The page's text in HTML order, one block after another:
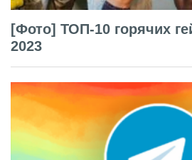
[Фото] ТОП-10 горячих
2023